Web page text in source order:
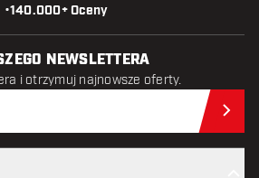
•140.000+ Oceny
NEWSLETTERA
i otrzymuj najnowsze oferty.